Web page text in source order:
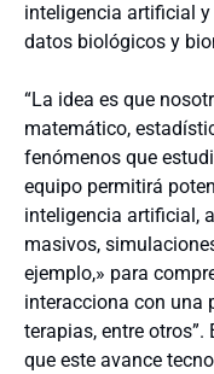
inteligencia artificial
datos biológicos y
“La idea es que
matemático,
fenómenos que
equipo permitirá
inteligencia artificial,
masivos,
ejemplo,» para
interacciona con una
terapias, entre otros”.
que este avance